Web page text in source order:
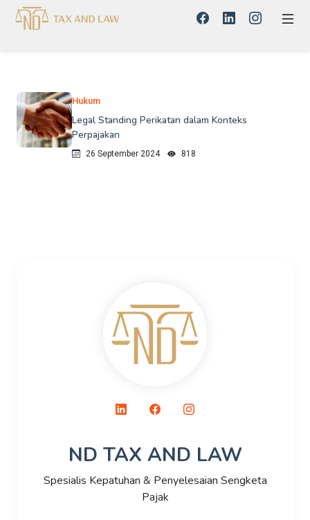
Hukum
Legal Standing Perikatan dalam Konteks
Perpajakan
26 September 2024 818
ND TAX AND LAW
Spesialis Kepatuhan & Penyelesaian Sengketa
Pajak